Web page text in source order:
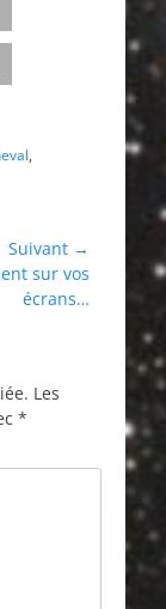
,
Suivant →
sur vos
écrans…
Les
*